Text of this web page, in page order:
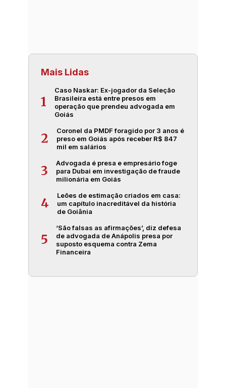
Mais Lidas
1
Caso Naskar: Ex-jogador da Seleção
Brasileira está entre presos em
operação que prendeu advogada em
Goiás
2
Coronel da PMDF foragido por 3 anos é
preso em Goiás após receber R$ 847
mil em salários
3
Advogada é presa e empresário foge
para Dubai em investigação de fraude
milionária em Goiás
4
Leões de estimação criados em casa:
um capítulo inacreditável da história
de Goiânia
5
‘São falsas as afirmações’, diz defesa
de advogada de Anápolis presa por
suposto esquema contra Zema
Financeira